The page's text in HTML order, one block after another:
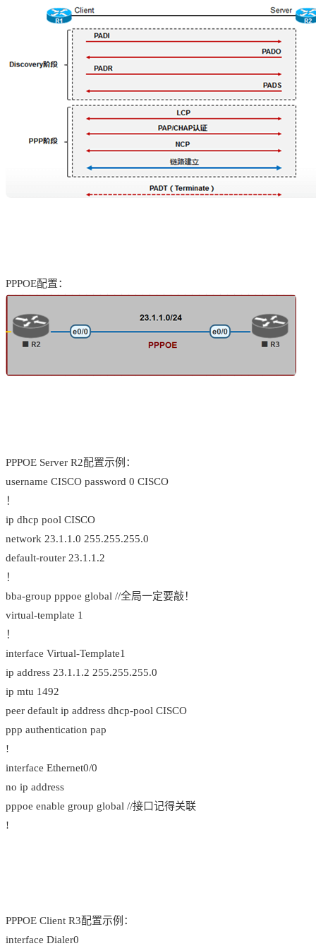
PPPOE配置：
PPPOE Server R2配置示例：
username CISCO password 0 CISCO
！
ip dhcp pool CISCO
network 23.1.1.0 255.255.255.0
default-router 23.1.1.2
！
bba-group pppoe global //全局一定要敲！
virtual-template 1
！
interface Virtual-Template1
ip address 23.1.1.2 255.255.255.0
ip mtu 1492
peer default ip address dhcp-pool CISCO
ppp authentication pap
!
interface Ethernet0/0
no ip address
pppoe enable group global //接口记得关联
!
PPPOE Client R3配置示例：
interface Dialer0